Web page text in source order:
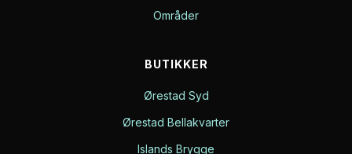
Områder
BUTIKKER
Ørestad Syd
Ørestad Bellakvarter
Islands Brygge